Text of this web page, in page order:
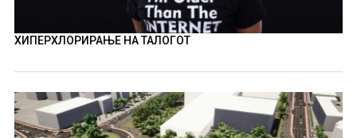
ХИПЕРХЛОРИРАЊЕ НА ТАЛОГОТ